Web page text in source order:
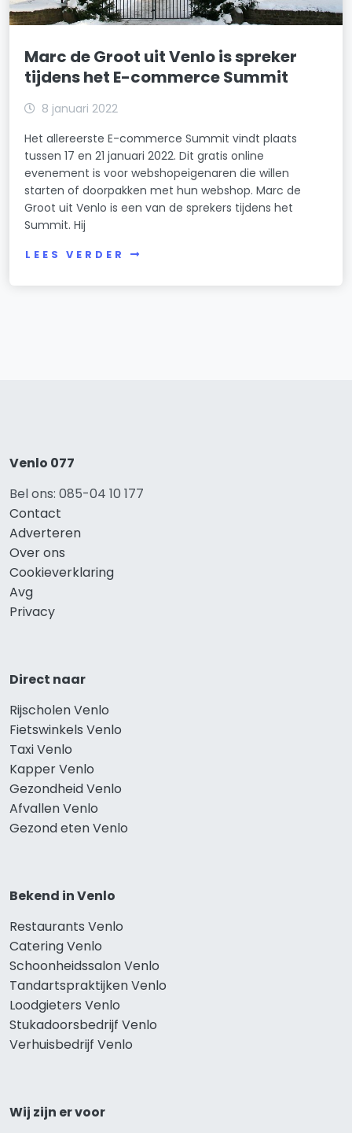
Marc de Groot uit Venlo is spreker
tijdens het E-commerce Summit
8 januari 2022
Het allereerste E-commerce Summit vindt plaats
tussen 17 en 21 januari 2022. Dit gratis online
evenement is voor webshopeigenaren die willen
starten of doorpakken met hun webshop. Marc de
Groot uit Venlo is een van de sprekers tijdens het
Summit. Hij
LEES VERDER
Venlo 077
Bel ons: 085-04 10 177
Contact
Adverteren
Over ons
Cookieverklaring
Avg
Privacy
Direct naar
Rijscholen Venlo
Fietswinkels Venlo
Taxi Venlo
Kapper Venlo
Gezondheid Venlo
Afvallen Venlo
Gezond eten Venlo
Bekend in Venlo
Restaurants Venlo
Catering Venlo
Schoonheidssalon Venlo
Tandartspraktijken Venlo
Loodgieters Venlo
Stukadoorsbedrijf Venlo
Verhuisbedrijf Venlo
Wij zijn er voor